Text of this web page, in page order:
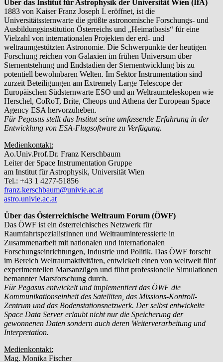
Über das Institut für Astrophysik der Universität Wien (IfA)
1883 von Kaiser Franz Joseph I. eröffnet, ist die
Universitätssternwarte die größte astronomische Forschungs- und
Ausbildungsinstitution Österreichs und „Heimatbasis“ für eine
Vielzahl von internationalen Projekten der erd- und
weltraumgestützten Astronomie. Die Schwerpunkte der heutigen
Forschung reichen von Galaxien im frühen Universum über
Sternentstehung und Endstadien der Sternentwicklung bis zu
potentiell bewohnbaren Welten. Im Sektor Instrumentation sind
zurzeit Beteiligungen am Extremely Large Telescope der
Europäischen Südsternwarte ESO und an Weltraumteleskopen wie
Herschel, CoRoT, Brite, Cheops und Athena der European Space
Agency ESA hervorzuheben.
Für Pegasus stellt das Institut seine umfassende Erfahrung in der
Entwicklung von ESA-Flugsoftware zu Verfügung.
Medienkontakt:
Ao.Univ.Prof.Dr. Franz Kerschbaum
Leiter der Space Instrumentation Gruppe
am Institut für Astrophysik, Universität Wien
Tel.: +43 1 4277-51856
franz.kerschbaum@univie.ac.at
astro.univie.ac.at
Über das Österreichische Weltraum Forum (ÖWF)
Das ÖWF ist ein österreichisches Netzwerk für
RaumfahrtspezialistInnen und Weltrauminteressierte in
Zusammenarbeit mit nationalen und internationalen
Forschungseinrichtungen, Industrie und Politik. Das ÖWF forscht
im Bereich Weltraumaktivitäten, entwickelt einen von weltweit fünf
experimentellen Marsanzügen und führt professionelle Simulationen
bemannter Marsforschung durch.
Für Pegasus entwickelt und implementiert das ÖWF die
Kommunikationseinheit des Satelliten, das Missions-Kontroll-
Zentrum und das Bodenstationsnetzwerk. Der selbst entwickelte
Space Data Server erlaubt nicht nur die Speicherung der
gewonnenen Daten sondern auch deren Weiterverarbeitung und
Interpretation.
Medienkontakt:
Mag. Monika Fischer